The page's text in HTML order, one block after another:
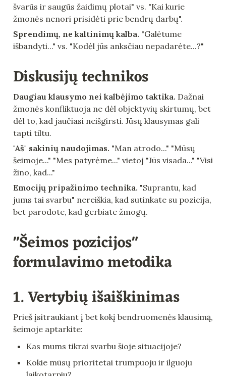
švarūs ir saugūs žaidimų plotai" vs. "Kai kurie
žmonės nenori prisidėti prie bendrų darbų".
Sprendimų, ne kaltinimų kalba. "Galėtume
išbandyti..." vs. "Kodėl jūs anksčiau nepadarėte...?"
Diskusijų technikos
Daugiau klausymo nei kalbėjimo taktika. Dažnai
žmonės konfliktuoja ne dėl objektyvių skirtumų, bet
dėl to, kad jaučiasi neišgirsti. Jūsų klausymas gali
tapti tiltu.
"Aš" sakinių naudojimas. "Man atrodo..." "Mūsų
šeimoje..." "Mes patyrėme..." vietoj "Jūs visada..." "Visi
žino, kad..."
Emocijų pripažinimo technika. "Suprantu, kad
jums tai svarbu" nereiškia, kad sutinkate su pozicija,
bet parodote, kad gerbiate žmogų.
"Šeimos pozicijos"
formulavimo metodika
1. Vertybių išaiškinimas
Prieš įsitraukiant į bet kokį bendruomenės klausimą,
šeimoje aptarkite:
Kas mums tikrai svarbu šioje situacijoje?
Kokie mūsų prioritetai trumpuoju ir ilguoju